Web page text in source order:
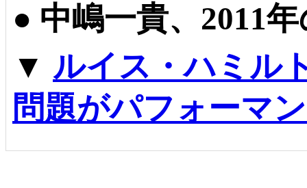
● 中嶋一貴、2011
▼ ルイス・ハミル
問題がパフォーマ